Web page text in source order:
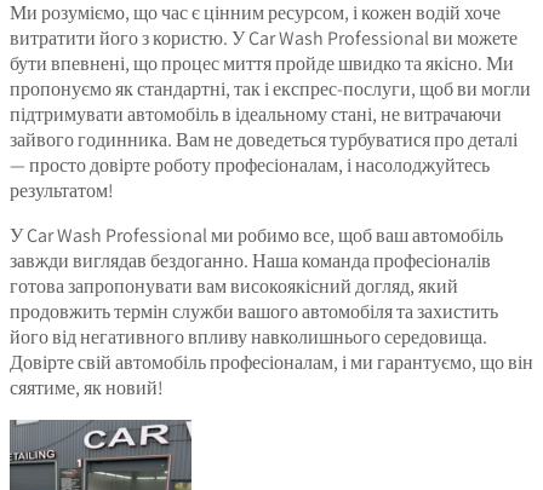
Ми розуміємо, що час є цінним ресурсом, і кожен водій хоче
витратити його з користю. У Car Wash Professional ви можете
бути впевнені, що процес миття пройде швидко та якісно. Ми
пропонуємо як стандартні, так і експрес-послуги, щоб ви могли
підтримувати автомобіль в ідеальному стані, не витрачаючи
зайвого годинника. Вам не доведеться турбуватися про деталі
— просто довірте роботу професіоналам, і насолоджуйтесь
результатом!
У Car Wash Professional ми робимо все, щоб ваш автомобіль
завжди виглядав бездоганно. Наша команда професіоналів
готова запропонувати вам високоякісний догляд, який
продовжить термін служби вашого автомобіля та захистить
його від негативного впливу навколишнього середовища.
Довірте свій автомобіль професіоналам, і ми гарантуємо, що він
сяятиме, як новий!